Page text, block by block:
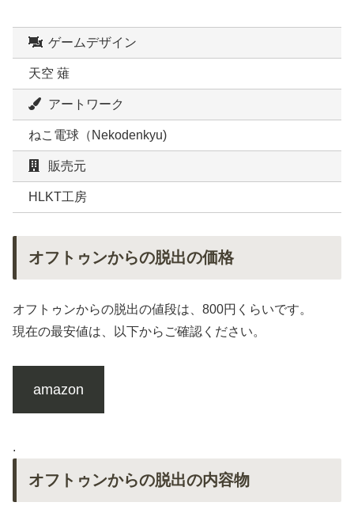
ゲームデザイン
天空 薙
アートワーク
ねこ電球（Nekodenkyu)
販売元
HLKT工房
オフトゥンからの脱出の価格
オフトゥンからの脱出の値段は、800円くらいです。
現在の最安値は、以下からご確認ください。
amazon
.
オフトゥンからの脱出の内容物